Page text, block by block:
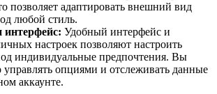
позволяет адаптировать внешний вид
любой стиль.
интерфейс: Удобный интерфейс и
настроек позволяют настроить
индивидуальные предпочтения. Вы
управлять опциями и отслеживать данные
аккаунте.